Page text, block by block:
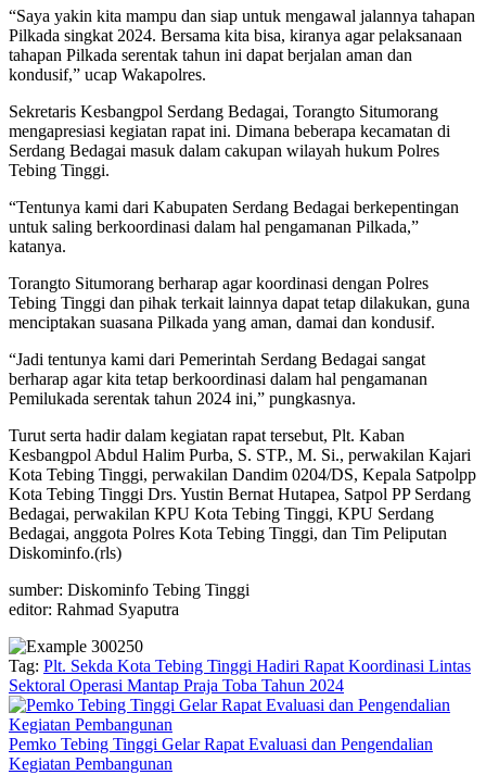
“Saya yakin kita mampu dan siap untuk mengawal jalannya tahapan
Pilkada singkat 2024. Bersama kita bisa, kiranya agar pelaksanaan
tahapan Pilkada serentak tahun ini dapat berjalan aman dan
kondusif,” ucap Wakapolres.
Sekretaris Kesbangpol Serdang Bedagai, Torangto Situmorang
mengapresiasi kegiatan rapat ini. Dimana beberapa kecamatan di
Serdang Bedagai masuk dalam cakupan wilayah hukum Polres
Tebing Tinggi.
“Tentunya kami dari Kabupaten Serdang Bedagai berkepentingan
untuk saling berkoordinasi dalam hal pengamanan Pilkada,”
katanya.
Torangto Situmorang berharap agar koordinasi dengan Polres
Tebing Tinggi dan pihak terkait lainnya dapat tetap dilakukan, guna
menciptakan suasana Pilkada yang aman, damai dan kondusif.
“Jadi tentunya kami dari Pemerintah Serdang Bedagai sangat
berharap agar kita tetap berkoordinasi dalam hal pengamanan
Pemilukada serentak tahun 2024 ini,” pungkasnya.
Turut serta hadir dalam kegiatan rapat tersebut, Plt. Kaban
Kesbangpol Abdul Halim Purba, S. STP., M. Si., perwakilan Kajari
Kota Tebing Tinggi, perwakilan Dandim 0204/DS, Kepala Satpolpp
Kota Tebing Tinggi Drs. Yustin Bernat Hutapea, Satpol PP Serdang
Bedagai, perwakilan KPU Kota Tebing Tinggi, KPU Serdang
Bedagai, anggota Polres Kota Tebing Tinggi, dan Tim Peliputan
Diskominfo.(rls)
sumber: Diskominfo Tebing Tinggi
editor: Rahmad Syaputra
Tag: Plt. Sekda Kota Tebing Tinggi Hadiri Rapat Koordinasi Lintas
Sektoral Operasi Mantap Praja Toba Tahun 2024
Pemko Tebing Tinggi Gelar Rapat Evaluasi dan Pengendalian
Kegiatan Pembangunan